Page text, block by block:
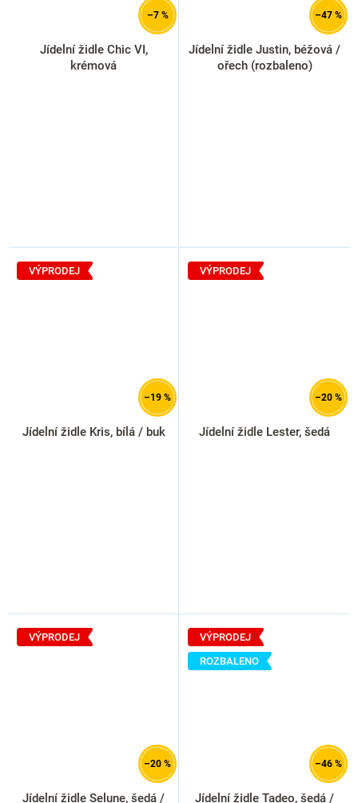
–7 %
Jídelní židle Chic VI,
krémová
–47 %
Jídelní židle Justin, béžová /
ořech (rozbaleno)
VÝPRODEJ
–19 %
Jídelní židle Kris, bílá / buk
VÝPRODEJ
–20 %
Jídelní židle Lester, šedá
VÝPRODEJ
–20 %
Jídelní židle Selune, šedá /
VÝPRODEJ
ROZBALENO
–46 %
Jídelní židle Tadeo, šedá /